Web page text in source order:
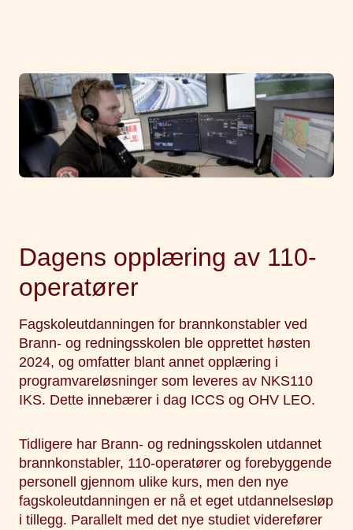
Dagens opplæring av 110-
operatører
Fagskoleutdanningen for brannkonstabler ved
Brann- og redningsskolen ble opprettet høsten
2024, og omfatter blant annet opplæring i
programvareløsninger som leveres av NKS110
IKS. Dette innebærer i dag ICCS og OHV LEO.
Tidligere har Brann- og redningsskolen utdannet
brannkonstabler, 110-operatører og forebyggende
personell gjennom ulike kurs, men den nye
fagskoleutdanningen er nå et eget utdannelsesløp
i tillegg. Parallelt med det nye studiet viderefører